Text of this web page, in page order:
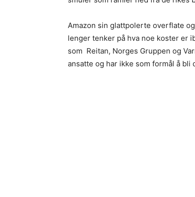
Amazon sin glattpolerte overflate
lenger tenker på hva noe koster er
som Reitan, Norges Gruppen og
ansatte og har ikke som formål å